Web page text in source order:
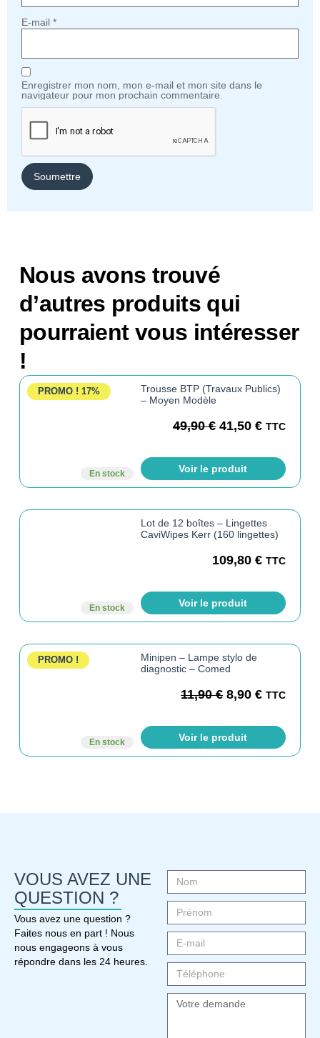
E-mail *
Enregistrer mon nom, mon e-mail et mon site dans le
navigateur pour mon prochain commentaire.
Nous avons trouvé
d’autres produits qui
pourraient vous intéresser
!
PROMO ! 17%
En stock
Trousse BTP (Travaux Publics)
– Moyen Modèle
49,90€ 41,50€ TTC
Voir le produit
En stock
Lot de 12 boîtes – Lingettes
CaviWipes Kerr (160 lingettes)
109,80€ TTC
Voir le produit
PROMO !
En stock
Minipen – Lampe stylo de
diagnostic – Comed
11,90€ 8,90€ TTC
Voir le produit
VOUS AVEZ UNE
QUESTION ?
Vous avez une question ?
Faites nous en part ! Nous
nous engageons à vous
répondre dans les 24 heures.